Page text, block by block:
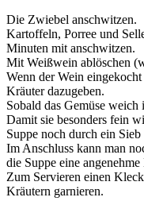
Die Zwiebel anschwitzen.
Kartoffeln, Porree und
Minuten mit anschwitzen.
Mit Weißwein ablöschen
Wenn der Wein
Kräuter dazugeben.
Sobald das Gemüse
Damit sie besonders fein
Suppe noch durch ein Sieb
Im Anschluss kann man
die Suppe eine
Zum Servieren einen
Kräutern garnieren.